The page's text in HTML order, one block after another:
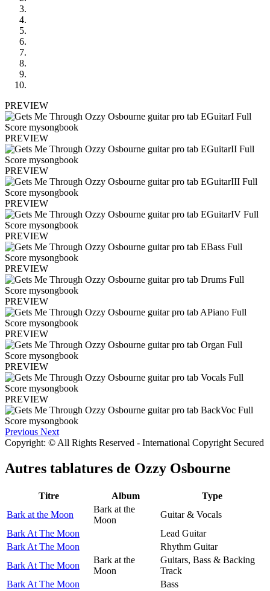
PREVIEW
PREVIEW
PREVIEW
PREVIEW
PREVIEW
PREVIEW
PREVIEW
PREVIEW
PREVIEW
PREVIEW
Previous Next
Copyright: © All Rights Reserved - International Copyright Secured
Autres tablatures de Ozzy Osbourne
Titre Album
Type
Bark at the Moon
Bark at the
Moon
Guitar & Vocals
Bark At The Moon
Lead Guitar
Bark At The Moon
Rhythm Guitar
Bark At The Moon
Bark at the
Moon
Guitars, Bass & Backing
Track
Bark At The Moon
Bass